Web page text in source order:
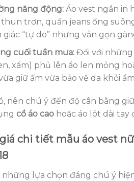
năng động:Áo vest ngắn in
thun trơn, quần jeans ống
giác “tự do” nhưng vẫn gọn
cuối tuần mưa:Đối với những
xám) phủ lên áo len mỏng
giữ ấm vừa bảo vệ da khỏi
nên chú ý đến độ cân bằng
cổ áo cao hoặc áo lót dài tay
chi tiết mẫu áo vest
lựa chọn đáng chú ý